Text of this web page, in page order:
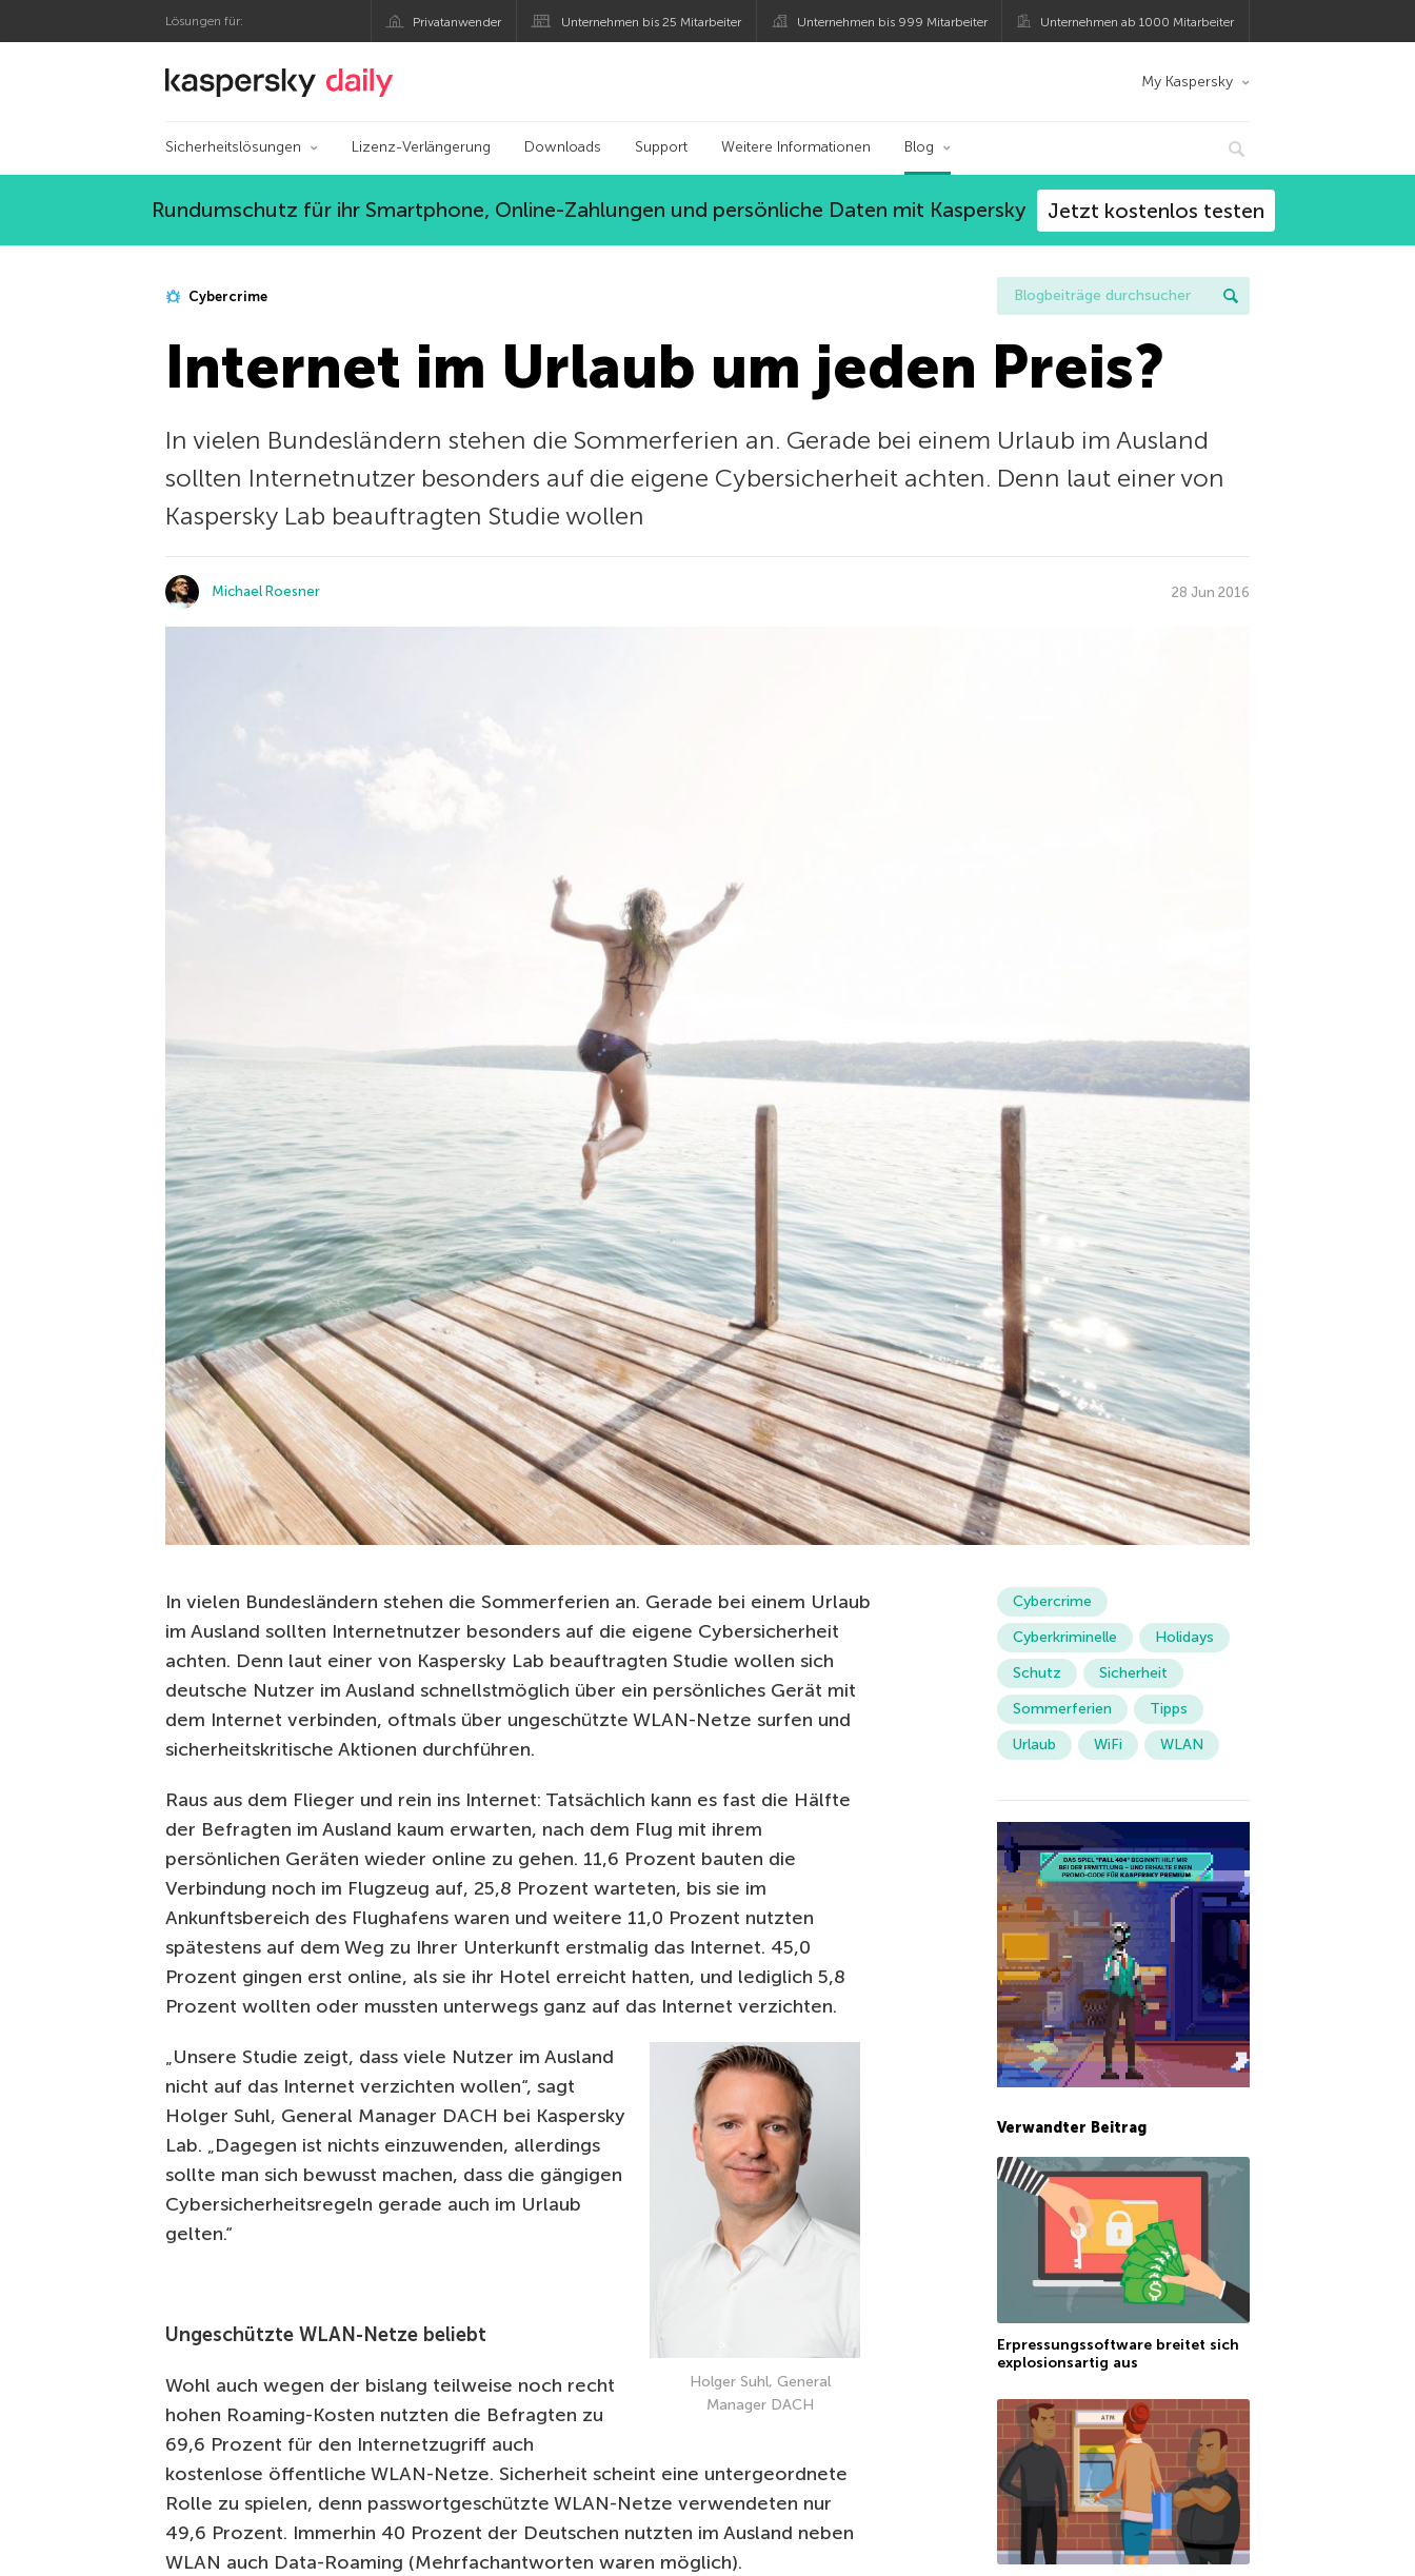
Lösungen für: Privatanwender Unternehmen bis 25 Mitarbeiter Unternehmen bis 999 Mitarbeiter Unternehmen ab 1000 Mitarbeiter
Offizieller Blog von Kaspersky My Kaspersky
Sicherheitslösungen Lizenz-Verlängerung Downloads Support Weitere Informationen Blog
Rundumschutz für ihr Smartphone, Online-Zahlungen und persönliche Daten mit Kaspersky Jetzt kostenlos testen
Cybercrime
Internet im Urlaub um jeden Preis?
In vielen Bundesländern stehen die Sommerferien an. Gerade bei einem Urlaub im Ausland
sollten Internetnutzer besonders auf die eigene Cybersicherheit achten. Denn laut einer von
Kaspersky Lab beauftragten Studie wollen
Michael Roesner 28 Jun 2016
In vielen Bundesländern stehen die Sommerferien an. Gerade bei einem Urlaub
im Ausland sollten Internetnutzer besonders auf die eigene Cybersicherheit
achten. Denn laut einer von Kaspersky Lab beauftragten Studie wollen sich
deutsche Nutzer im Ausland schnellstmöglich über ein persönliches Gerät mit
dem Internet verbinden, oftmals über ungeschützte WLAN-Netze surfen und
sicherheitskritische Aktionen durchführen.
Raus aus dem Flieger und rein ins Internet: Tatsächlich kann es fast die Hälfte
der Befragten im Ausland kaum erwarten, nach dem Flug mit ihrem
persönlichen Geräten wieder online zu gehen. 11,6 Prozent bauten die
Verbindung noch im Flugzeug auf, 25,8 Prozent warteten, bis sie im
Ankunftsbereich des Flughafens waren und weitere 11,0 Prozent nutzten
spätestens auf dem Weg zu Ihrer Unterkunft erstmalig das Internet. 45,0
Prozent gingen erst online, als sie ihr Hotel erreicht hatten, und lediglich 5,8
Prozent wollten oder mussten unterwegs ganz auf das Internet verzichten.
Holger Suhl, General
Manager DACH
„Unsere Studie zeigt, dass viele Nutzer im Ausland
nicht auf das Internet verzichten wollen“, sagt
Holger Suhl, General Manager DACH bei Kaspersky
Lab. „Dagegen ist nichts einzuwenden, allerdings
sollte man sich bewusst machen, dass die gängigen
Cybersicherheitsregeln gerade auch im Urlaub
gelten.“
Ungeschützte WLAN-Netze beliebt
Wohl auch wegen der bislang teilweise noch recht
hohen Roaming-Kosten nutzten die Befragten zu
69,6 Prozent für den Internetzugriff auch
kostenlose öffentliche WLAN-Netze. Sicherheit scheint eine untergeordnete
Rolle zu spielen, denn passwortgeschützte WLAN-Netze verwendeten nur
49,6 Prozent. Immerhin 40 Prozent der Deutschen nutzten im Ausland neben
WLAN auch Data-Roaming (Mehrfachantworten waren möglich).
Cybercrime
Cyberkriminelle
Holidays
Schutz
Sicherheit
Sommerferien
Tipps
Urlaub
WiFi WLAN
Verwandter Beitrag
Erpressungssoftware breitet sich
explosionsartig aus